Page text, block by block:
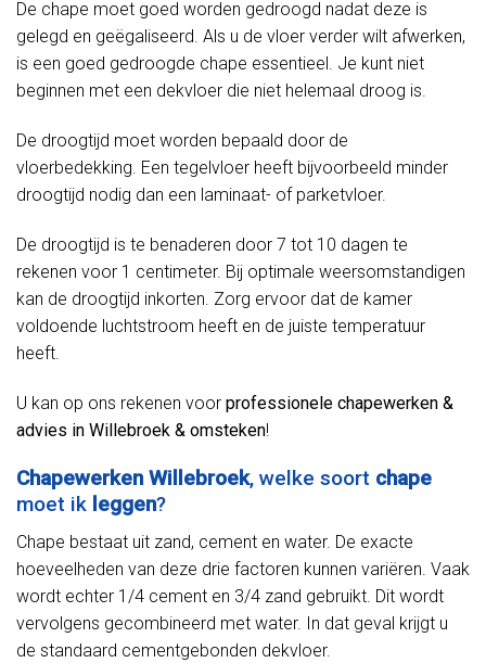
De chape moet goed worden gedroogd nadat deze is
gelegd en geëgaliseerd. Als u de vloer verder wilt afwerken,
is een goed gedroogde chape essentieel. Je kunt niet
beginnen met een dekvloer die niet helemaal droog is.
De droogtijd moet worden bepaald door de
vloerbedekking. Een tegelvloer heeft bijvoorbeeld minder
droogtijd nodig dan een laminaat- of parketvloer.
De droogtijd is te benaderen door 7 tot 10 dagen te
rekenen voor 1 centimeter. Bij optimale weersomstandigen
kan de droogtijd inkorten. Zorg ervoor dat de kamer
voldoende luchtstroom heeft en de juiste temperatuur
heeft.
U kan op ons rekenen voor professionele chapewerken &
advies in Willebroek & omsteken!
Chapewerken Willebroek, welke soort chape
moet ik leggen?
Chape bestaat uit zand, cement en water. De exacte
hoeveelheden van deze drie factoren kunnen variëren. Vaak
wordt echter 1/4 cement en 3/4 zand gebruikt. Dit wordt
vervolgens gecombineerd met water. In dat geval krijgt u
de standaard cementgebonden dekvloer.